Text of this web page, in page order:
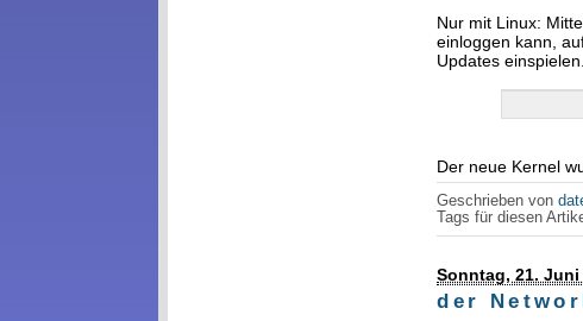
Nur mit Linux:
einloggen kann,
Updates einspielen.
Der neue Kernel
Geschrieben von
Tags für diesen
Sonntag, 21. Juni
der